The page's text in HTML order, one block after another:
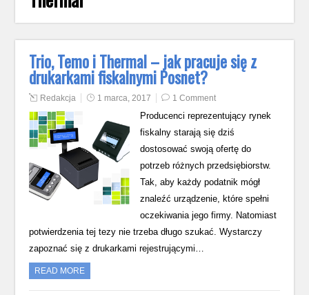
Trio, Temo i Thermal – jak pracuje się z
drukarkami fiskalnymi Posnet?
Redakcja 1 marca, 2017 1 Comment
Producenci reprezentujący rynek
fiskalny starają się dziś
dostosować swoją ofertę do
potrzeb różnych przedsiębiorstw.
Tak, aby każdy podatnik mógł
znaleźć urządzenie, które spełni
oczekiwania jego firmy. Natomiast
potwierdzenia tej tezy nie trzeba długo szukać. Wystarczy
zapoznać się z drukarkami rejestrującymi…
READ MORE